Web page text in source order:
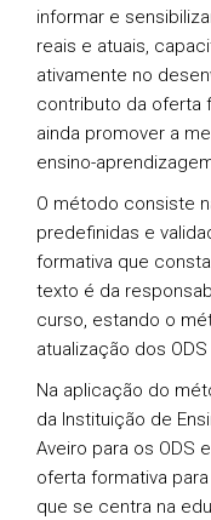
informar e
reais e atuais,
ativamente no
contributo da oferta
ainda promover a
ensino-
O método consiste
predefinidas e
formativa que
texto é da
curso, estando o
atualização dos
Na aplicação do
da Instituição de
Aveiro para os ODS
oferta formativa
que se centra na